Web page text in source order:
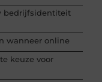
bedrijfsidentiteit
wanneer online
keuze voor